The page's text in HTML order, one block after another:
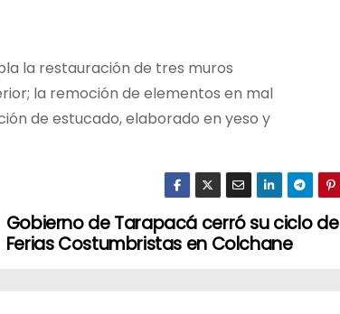
la restauración de tres muros
la remoción de elementos en mal
de estucado, elaborado en yeso y
Gobierno de Tarapacá cerró su ciclo de
Ferias Costumbristas en Colchane